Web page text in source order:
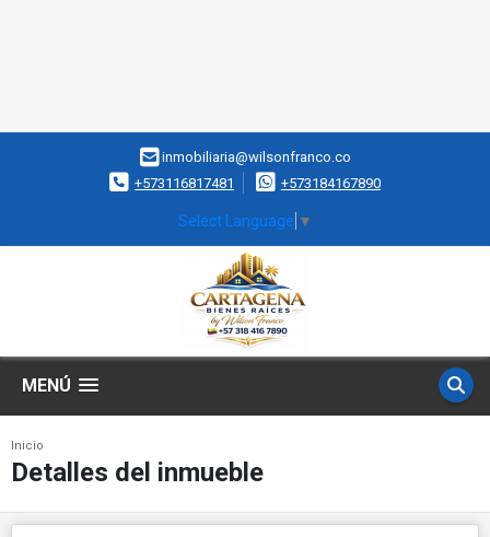
inmobiliaria@wilsonfranco.co
+573116817481
+573184167890
Select Language ▼
MENÚ
Inicio
Detalles del inmueble